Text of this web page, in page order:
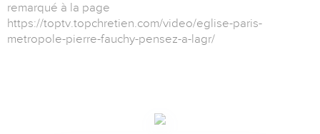
remarqué à la page
https://toptv.topchretien.com/video/eglise-paris-
metropole-pierre-fauchy-pensez-a-lagr/